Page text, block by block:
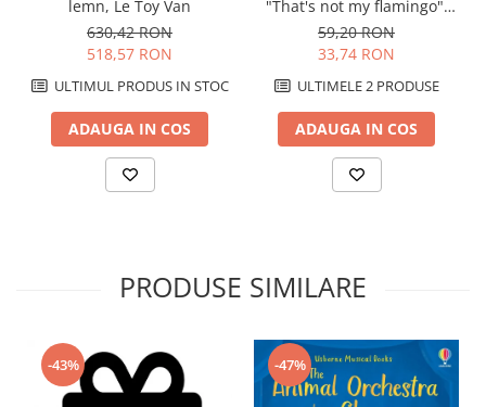
lemn, Le Toy Van
630,42 RON
518,57 RON
ULTIMUL PRODUS IN STOC
ADAUGA IN COS
"That's not my flamingo",
cartonata, Usborne
59,20 RON
33,74 RON
ULTIMELE 2 PRODUSE
ADAUGA IN COS
PRODUSE SIMILARE
-43% -47%